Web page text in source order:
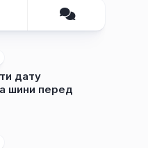
дату
шини перед